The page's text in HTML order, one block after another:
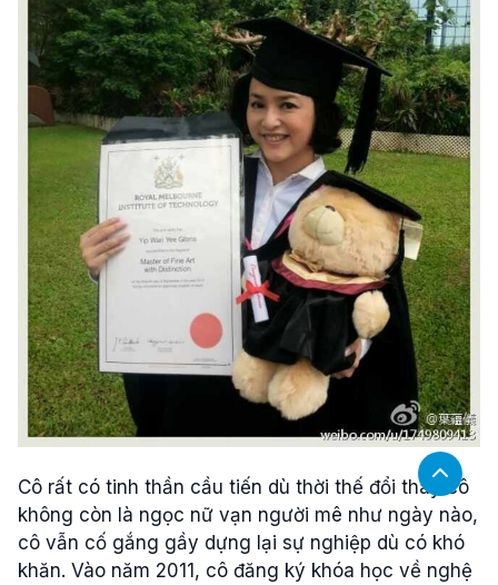
Cô rất có tinh thần cầu tiến dù thời thế đổi thay cô
không còn là ngọc nữ vạn người mê như ngày nào,
cô vẫn cố gắng gầy dựng lại sự nghiệp dù có khó
khăn. Vào năm 2011, cô đăng ký khóa học về nghệ